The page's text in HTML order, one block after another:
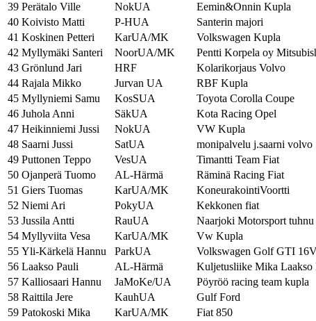
39 Perätalo Ville NokUA
Eemin&Onnin Kupla
40 Koivisto Matti P-HUA
Santerin majori
41 Koskinen Petteri KarUA/MK
Volkswagen Kupla
42 Myllymäki Santeri NoorUA/MK
Pentti Korpela oy
43 Grönlund Jari HRF
Kolarikorjaus Volvo
44 Rajala Mikko Jurvan UA
RBF Kupla
45 Myllyniemi Samu KosSUA
Toyota Corolla Coupe
46 Juhola Anni SäkUA
Kota Racing Opel
47 Heikinniemi Jussi NokUA
VW Kupla
48 Saarni Jussi SatUA
monipalvelu j.saarni volvo
49 Puttonen Teppo VesUA
Timantti Team Fiat
50 Ojanperä Tuomo AL-Härmä
Räminä Racing Fiat
51 Giers Tuomas KarUA/MK
KoneurakointiVoortti
52 Niemi Ari PokyUA
Kekkonen fiat
53 Jussila Antti RauUA
Naarjoki Motorsport
54 Myllyviita Vesa KarUA/MK
Vw Kupla
55 Yli-Kärkelä Hannu ParkUA
Volkswagen Golf GTI
56 Laakso Pauli AL-Härmä
Kuljetusliike Mika Laakso
57 Kalliosaari Hannu JaMoKe/UA
Pöyröö racing team kupla
58 Raittila Jere KauhUA
Gulf Ford
59 Patokoski Mika KarUA/MK
Fiat 850